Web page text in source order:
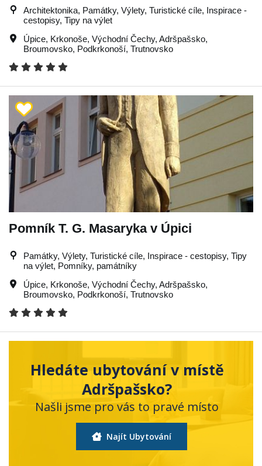
Architektonika, Památky, Výlety, Turistické cíle, Inspirace -
cestopisy, Tipy na výlet
Úpice, Krkonoše, Východní Čechy, Adršpašsko,
Broumovsko, Podkrkonoší, Trutnovsko
Pomník T. G. Masaryka v Úpici
Památky, Výlety, Turistické cíle, Inspirace - cestopisy, Tipy
na výlet, Pomníky, památníky
Úpice, Krkonoše, Východní Čechy, Adršpašsko,
Broumovsko, Podkrkonoší, Trutnovsko
Hledáte ubytování v místě
Adršpašsko?
Našli jsme pro vás to pravé místo
Najít Ubytování